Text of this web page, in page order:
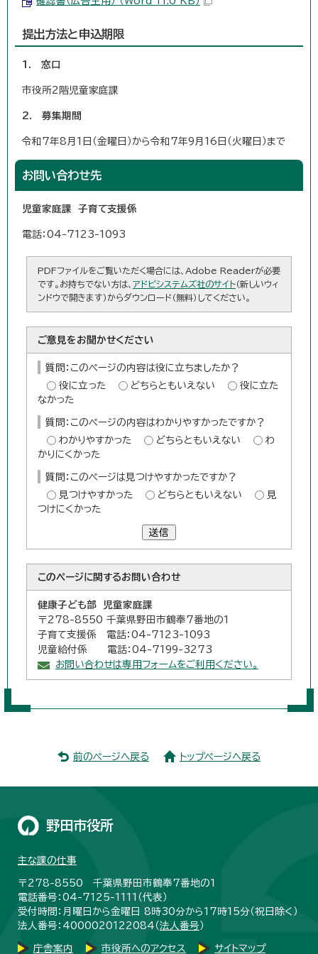
提出方法と申込期限
1. 窓口
市役所2階児童家庭課
2. 募集期間
令和7年8月1日（金曜日）から令和7年9月16日（火曜日）まで
お問い合わせ先
児童家庭課 子育て支援係
電話：04-7123-1093
PDFファイルをご覧いただく場合には、Adobe Readerが必要
です。お持ちでない方は、 アドビシステムズ社のサイト（新しいウィ
ンドウで開きます）からダウンロード（無料）してください。
ご意見をお聞かせください
質問：このページの内容は役に立ちましたか？
役に立った
どちらともいえない
役に立た
なかった
質問：このページの内容はわかりやすかったですか？
わかりやすかった
どちらともいえない
わ
かりにくかった
質問：このページは見つけやすかったですか？
見つけやすかった
どちらともいえない
見
つけにくかった
送信
このページに関するお問い合わせ
健康子ども部 児童家庭課
〒278-8550 千葉県野田市鶴奉7番地の1
子育て支援係 電話：04-7123-1093
児童給付係 電話：04-7199-3273
お問い合わせは専用フォームをご利用ください。
前のページへ戻る トップページへ戻る
野田市役所
主な課の仕事
〒278-8550 千葉県野田市鶴奉7番地の1
電話番号：04-7125-1111（代表）
受付時間：月曜日から金曜日 8時30分から17時15分（祝日除く）
法人番号：4000020122084（法人番号 ）
庁舎案内 市役所へのアクセス サイトマップ